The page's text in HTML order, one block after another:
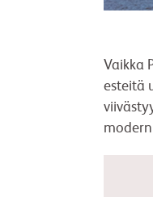
Vaikka
esteitä